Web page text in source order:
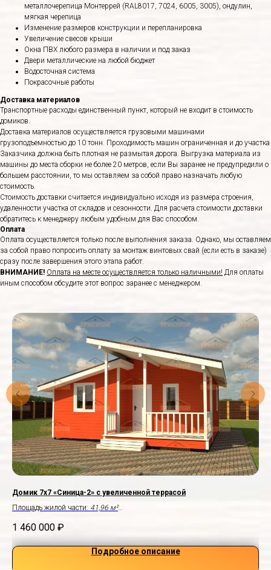
металлочерепица Монтеррей (RAL8017, 7024, 6005, 3005), ондулин,
мягкая черепица
Изменение размеров конструкции и перепланировка
Увеличение свесов крыши
Окна ПВХ любого размера в наличии и под заказ
Двери металлические на любой бюджет
Водосточная система
Покрасочные работы
Доставка материалов
Транспортные расходы единственный пункт, который не входит в стоимость
домиков.
Доставка материалов осуществляется грузовыми машинами
грузоподъемностью до 10 тонн. Проходимость машин ограниченная и до участка
Заказчика должна быть плотная не размытая дорога. Выгрузка материала из
машины до места сборки не более 20 метров, если Вы заранее не предупредили о
большем расстоянии, то мы оставляем за собой право назначать любую
стоимость.
Стоимость доставки считается индивидуально исходя из размера строения,
удаленности участка от складов и сезонности. Для расчета стоимости доставки
обратитесь к менеджеру любым удобным для Вас способом.
Оплата
Оплата осуществляется только после выполнения заказа. Однако, мы оставляем
за собой право попросить оплату за монтаж винтовых свай (если есть в заказе)
сразу после завершения этого этапа работ.
ВНИМАНИЕ! Оплата на месте осуществляется только наличными! Для оплаты
иным способом обсудите этот вопрос заранее с менеджером.
Домик 7х7 «Синица-2» с увеличенной террасой
Площадь жилой части: 41,96 м²
1 460 000 ₽
Подробное описание